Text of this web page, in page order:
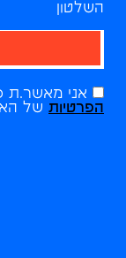
השלטון
אני מאשר.ת
הפרטיות של